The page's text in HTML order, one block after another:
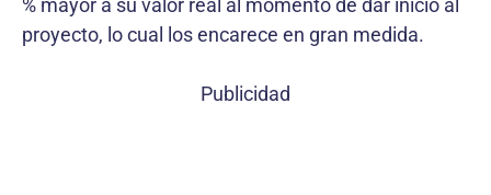
% mayor a su valor real al momento de dar inicio al
proyecto, lo cual los encarece en gran medida.
Publicidad